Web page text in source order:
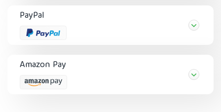
PayPal
Amazon Pay